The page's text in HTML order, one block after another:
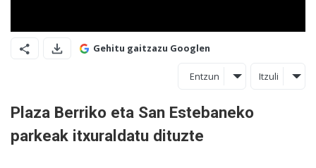
Gehitu gaitzazu Googlen
Entzun Itzuli
Plaza Berriko eta San Estebaneko
parkeak itxuraldatu dituzte